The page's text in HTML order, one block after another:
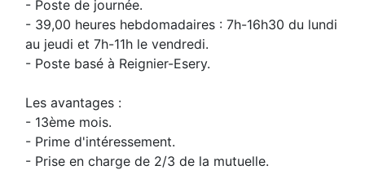
- Poste de journée.
- 39,00 heures hebdomadaires : 7h-16h30 du lundi
au jeudi et 7h-11h le vendredi.
- Poste basé à Reignier-Esery.
Les avantages :
- 13ème mois.
- Prime d'intéressement.
- Prise en charge de 2/3 de la mutuelle.